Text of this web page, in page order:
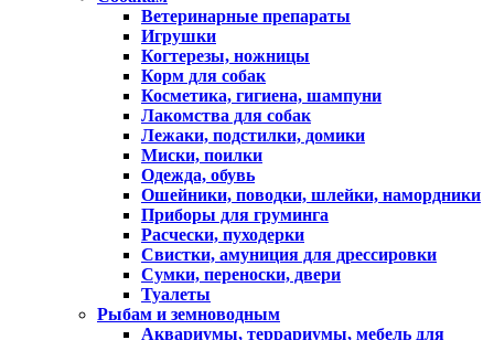
Ветеринарные препараты
Игрушки
Когтерезы, ножницы
Корм для собак
Косметика, гигиена, шампуни
Лакомства для собак
Лежаки, подстилки, домики
Миски, поилки
Одежда, обувь
Ошейники, поводки, шлейки, намордники
Приборы для груминга
Расчески, пуходерки
Свистки, амуниция для дрессировки
Сумки, переноски, двери
Туалеты
Рыбам и земноводным
Аквариумы, террариумы, мебель для